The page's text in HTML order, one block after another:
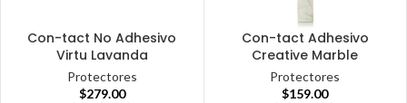
Con-tact No Adhesivo
Virtu Lavanda
Protectores
$279.00
Con-tact Adhesivo
Creative Marble
Protectores
$159.00